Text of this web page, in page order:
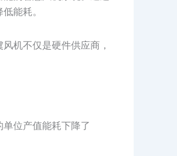
能耗。
机不仅是硬件供应商，
位产值能耗下降了